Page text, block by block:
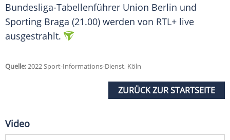
Bundesliga-Tabellenführer Union Berlin und
Sporting Braga (21.00) werden von RTL+ live
ausgestrahlt.
Quelle:2022 Sport-Informations-Dienst, Köln
ZURÜCK ZUR STARTSEITE
Video